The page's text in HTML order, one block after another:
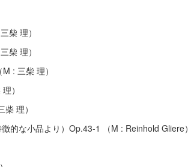
柴 理）
柴 理）
: 三柴 理）
）
理）
的な小品より）Op.43-1 （M : Reinhold Gliere）